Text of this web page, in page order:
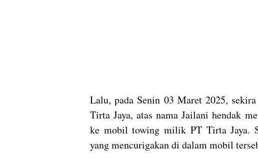
Lalu, pada Senin 03 Maret 2025,
Tirta Jaya, atas nama Jailani hendak
ke mobil towing milik PT Tirta Jaya.
yang mencurigakan di dalam mobil